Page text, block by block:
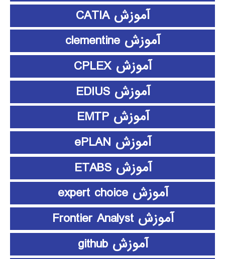
آموزش CATIA
آموزش clementine
آموزش CPLEX
آموزش EDIUS
آموزش EMTP
آموزش ePLAN
آموزش ETABS
آموزش expert choice
آموزش Frontier Analyst
آموزش github